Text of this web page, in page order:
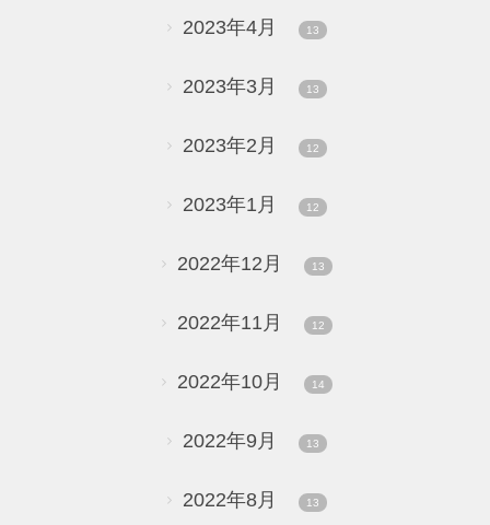
2023年4月 13
2023年3月 13
2023年2月 12
2023年1月 12
2022年12月 13
2022年11月 12
2022年10月 14
2022年9月 13
2022年8月 13